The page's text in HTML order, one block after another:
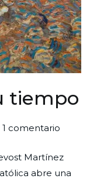
tiempo
1 comentarioen
XIV:
ya
Martínez
abre una